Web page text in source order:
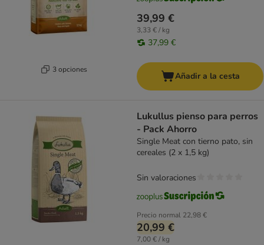
3 opciones
39,99 €
3,33 € / kg
37,99 €
Añadir a la cesta
Lukullus pienso para perros
- Pack Ahorro
Single Meat con tierno pato, sin
cereales (2 x 1,5 kg)
Precio normal 22,98 €
20,99 €
7,00 € / kg
Sin valoraciones